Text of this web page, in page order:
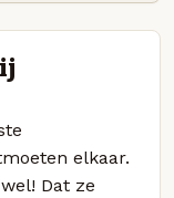
elkaar.
Dat ze